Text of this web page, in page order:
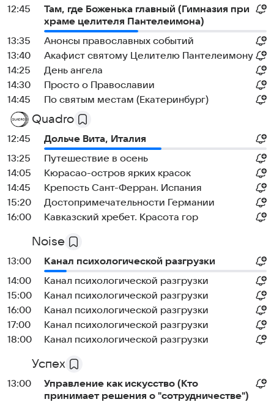
12:45
Там, где Боженька главный (Гимназия при
храме целителя Пантелеимона)
13:35
Анонсы православных событий
13:40
Акафист святому Целителю Пантелеимону
14:25
День ангела
14:30
Просто о Православии
14:45
По святым местам (Екатеринбург)
Quadro
12:45
Дольче Вита, Италия
13:25
Путешествие в осень
14:05
Кюрасао-остров ярких красок
14:45
Крепость Сант-Ферран. Испания
15:20
Достопримечательности Германии
16:00
Кавказский хребет. Красота гор
Noise
13:00
Канал психологической разгрузки
14:00
Канал психологической разгрузки
15:00
Канал психологической разгрузки
16:00
Канал психологической разгрузки
17:00
Канал психологической разгрузки
18:00
Канал психологической разгрузки
Успех
13:00
Управление как искусство (Кто
принимает решения о "сотрудничестве")